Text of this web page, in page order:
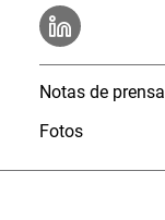
Notas de prensa
Fotos